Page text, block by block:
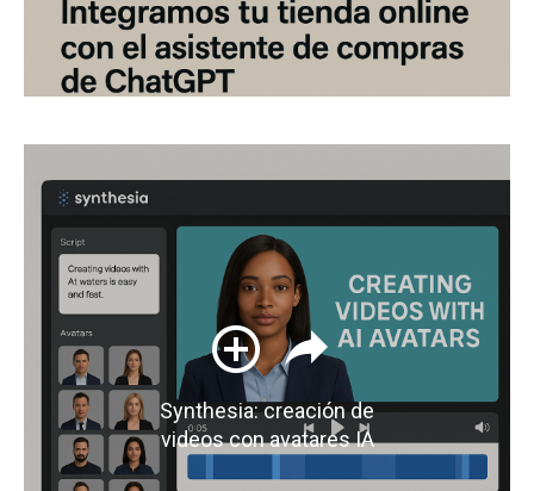
Synthesia: creación de
videos con avatares IA